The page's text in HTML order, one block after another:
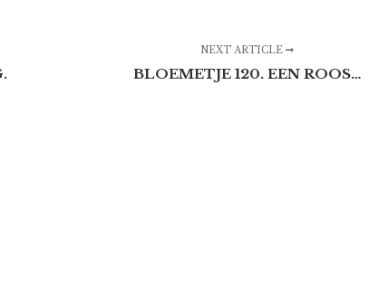
NEXT ARTICLE
BLOEMETJE 120. EEN ROOS…